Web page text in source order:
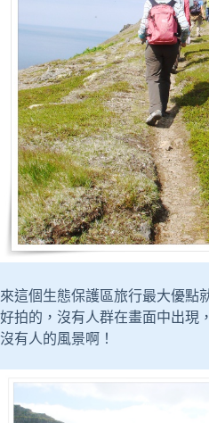
來這個生態保護區旅行最大優點
好拍的，沒有人群在畫面中出現
沒有人的風景啊！